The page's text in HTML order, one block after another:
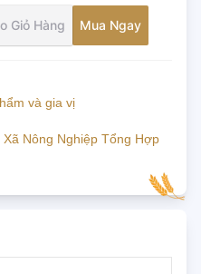
Giỏ Hàng Mua Ngay
và gia vị
Nông Nghiệp Tổng Hợp